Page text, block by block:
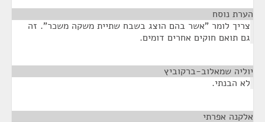
הערת נוסח
צריך לומר "אשר בהם הוצג בשבח שתיית משקה משכר". זה
גם תואם חוקים אחרים דומים.
יוליה שמאלוב-ברקוביץ
לא הבנתי.
אלקנה אפרתי